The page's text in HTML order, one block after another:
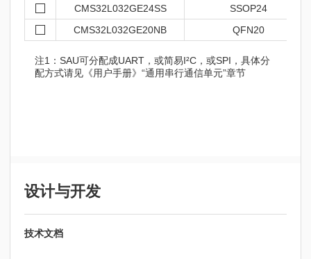
CMS32L032GE24SS
SSOP24
CMS32L032GE20NB
QFN20
注1：SAU可分配成UART，或简易I²C，或SPI，具体分
配方式请见《用户手册》“通用串行通信单元”章节
设计与开发
技术文档